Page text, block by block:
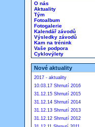
O nás
Aktuality
Tým
Fotoalbum
Fotogalerie
Kalendář závodů
Výsledky závodů
Kam na trénink
Vaše podpora
Cyklovýlety
Nové aktuality
2017 - aktuality
10.03.17 Shrnutí 2016
31.12.15 Shrnutí 2015
31.12.14 Shrnutí 2014
31.12.13 Shrnutí 2013
31.12.12 Shrnutí 2012